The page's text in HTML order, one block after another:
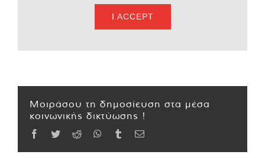
I ACCEPT
Μοιράσου τη δημοσίευση στα μέσα
κοινωνικής δικτύωσης !
Facebook
TwitterReddit WhatsApp
TumblrEmail